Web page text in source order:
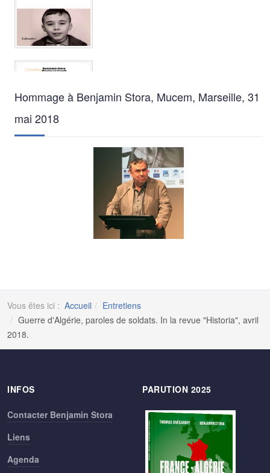
Hommage à Benjamin Stora, Mucem, Marseille, 31
mai 2018
Vous êtes ici : Accueil
Entretiens
Guerre d'Algérie, paroles de soldats. In la revue "Historia", avril
2018.
INFOS
Contacter Benjamin Stora
Liens
Agenda
PARUTION 2025